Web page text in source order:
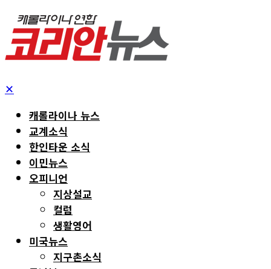
✕
캐롤라이나 뉴스
교계소식
한인타운 소식
이민뉴스
오피니언
지상설교
컬럼
생활영어
미국뉴스
지구촌소식